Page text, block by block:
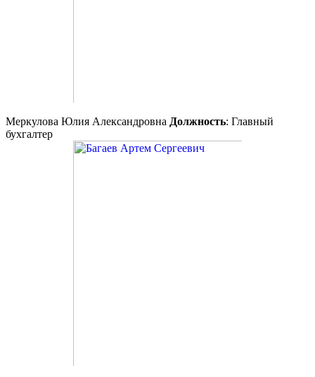
Меркулова Юлия Александровна Должность: Главный
бухгалтер